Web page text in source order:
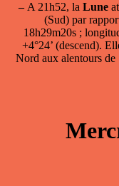
–A 21h52, la Lune
(Sud) par
18h29m20s ;
+4°24’ (descend).
Nord aux alentours de